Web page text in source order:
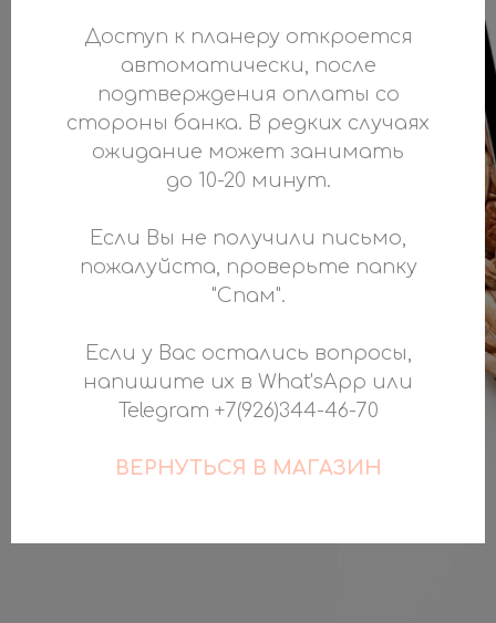
Доступ к планеру откроется
автоматически, после
подтверждения оплаты со
стороны банка. В редких случаях
ожидание может занимать
до 10-20 минут.
Если Вы не получили письмо,
пожалуйста, проверьте папку
"Спам".
Если у Вас остались вопросы,
напишите их в What'sApp или
Telegram +7(926)344-46-70
ВЕРНУТЬСЯ В МАГАЗИН